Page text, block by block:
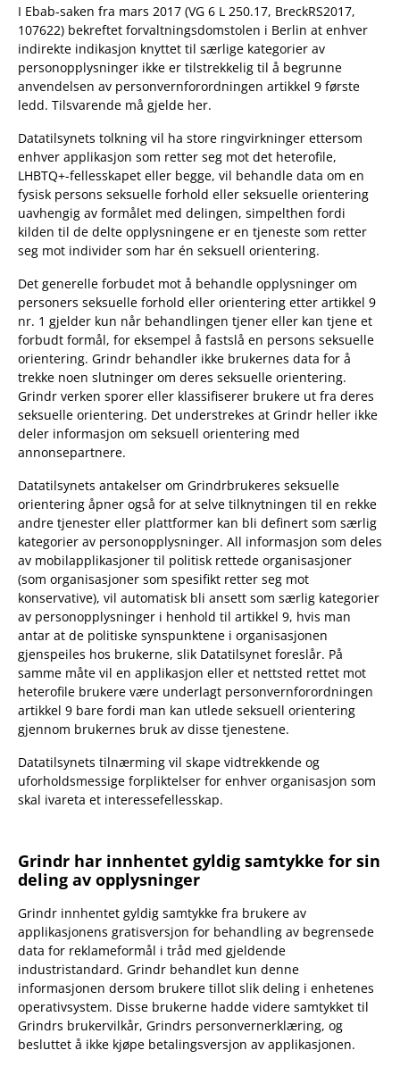
I Ebab-saken fra mars 2017 (VG 6 L 250.17, BreckRS2017,
107622) bekreftet forvaltningsdomstolen i Berlin at enhver
indirekte indikasjon knyttet til særlige kategorier av
personopplysninger ikke er tilstrekkelig til å begrunne
anvendelsen av personvernforordningen artikkel 9 første
ledd. Tilsvarende må gjelde her.
Datatilsynets tolkning vil ha store ringvirkninger ettersom
enhver applikasjon som retter seg mot det heterofile,
LHBTQ+-fellesskapet eller begge, vil behandle data om en
fysisk persons seksuelle forhold eller seksuelle orientering
uavhengig av formålet med delingen, simpelthen fordi
kilden til de delte opplysningene er en tjeneste som retter
seg mot individer som har én seksuell orientering.
Det generelle forbudet mot å behandle opplysninger om
personers seksuelle forhold eller orientering etter artikkel 9
nr. 1 gjelder kun når behandlingen tjener eller kan tjene et
forbudt formål, for eksempel å fastslå en persons seksuelle
orientering. Grindr behandler ikke brukernes data for å
trekke noen slutninger om deres seksuelle orientering.
Grindr verken sporer eller klassifiserer brukere ut fra deres
seksuelle orientering. Det understrekes at Grindr heller ikke
deler informasjon om seksuell orientering med
annonsepartnere.
Datatilsynets antakelser om Grindrbrukeres seksuelle
orientering åpner også for at selve tilknytningen til en rekke
andre tjenester eller plattformer kan bli definert som særlig
kategorier av personopplysninger. All informasjon som deles
av mobilapplikasjoner til politisk rettede organisasjoner
(som organisasjoner som spesifikt retter seg mot
konservative), vil automatisk bli ansett som særlig kategorier
av personopplysninger i henhold til artikkel 9, hvis man
antar at de politiske synspunktene i organisasjonen
gjenspeiles hos brukerne, slik Datatilsynet foreslår. På
samme måte vil en applikasjon eller et nettsted rettet mot
heterofile brukere være underlagt personvernforordningen
artikkel 9 bare fordi man kan utlede seksuell orientering
gjennom brukernes bruk av disse tjenestene.
Datatilsynets tilnærming vil skape vidtrekkende og
uforholdsmessige forpliktelser for enhver organisasjon som
skal ivareta et interessefellesskap.
Grindr har innhentet gyldig samtykke for sin
deling av opplysninger
Grindr innhentet gyldig samtykke fra brukere av
applikasjonens gratisversjon for behandling av begrensede
data for reklameformål i tråd med gjeldende
industristandard. Grindr behandlet kun denne
informasjonen dersom brukere tillot slik deling i enhetenes
operativsystem. Disse brukerne hadde videre samtykket til
Grindrs brukervilkår, Grindrs personvernerklæring, og
besluttet å ikke kjøpe betalingsversjon av applikasjonen.